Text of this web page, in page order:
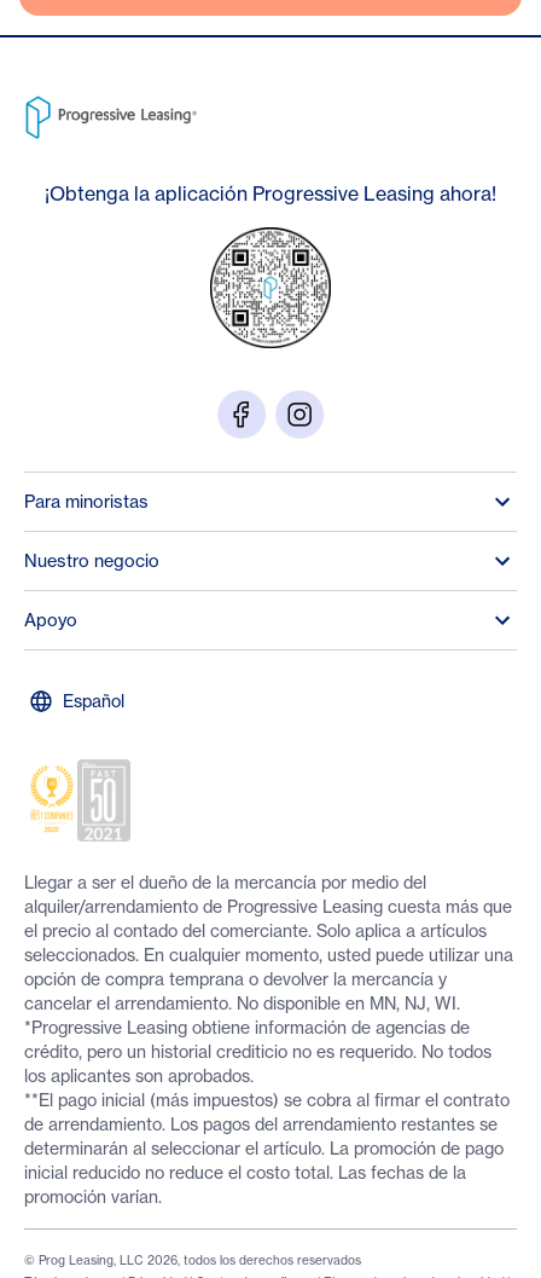
¡Obtenga la aplicación Progressive Leasing ahora!
Para minoristas
Nuestro negocio
Apoyo
Español
Llegar a ser el dueño de la mercancía por medio del
alquiler/arrendamiento de Progressive Leasing cuesta más que
el precio al contado del comerciante. Solo aplica a artículos
seleccionados. En cualquier momento, usted puede utilizar una
opción de compra temprana o devolver la mercancía y
cancelar el arrendamiento. No disponible en MN, NJ, WI.
*Progressive Leasing obtiene información de agencias de
crédito, pero un historial crediticio no es requerido. No todos
los aplicantes son aprobados.
**El pago inicial (más impuestos) se cobra al firmar el contrato
de arrendamiento. Los pagos del arrendamiento restantes se
determinarán al seleccionar el artículo. La promoción de pago
inicial reducido no reduce el costo total. Las fechas de la
promoción varían.
© Prog Leasing, LLC 2026, todos los derechos reservados